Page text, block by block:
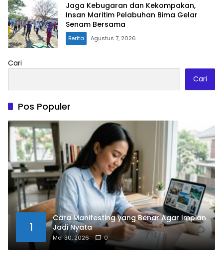
Jaga Kebugaran dan Kekompakan,
Insan Maritim Pelabuhan Bima Gelar
Senam Bersama
Berita Agustus 7, 2026
Cari
Cari
Pos Populer
1
Cara Manifesting yang Benar Agar Impian
Jadi Nyata
Mei 30, 2026 0